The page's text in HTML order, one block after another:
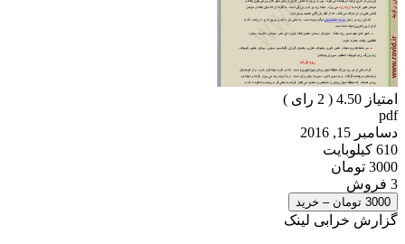
امتیاز 4.50 ( 2 رای )
pdf
دسامبر 15, 2016
610 کیلوبایت
3000 تومان
3 فروش
3000 تومان – خرید
گزارش خرابی لینک